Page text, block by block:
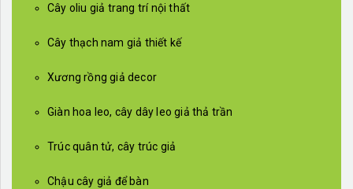
Cây oliu giả trang trí nội thất
Cây thạch nam giả thiết kế
Xương rồng giả decor
Giàn hoa leo, cây dây leo giả thả trần
Trúc quân tử, cây trúc giả
Chậu cây giả để bàn